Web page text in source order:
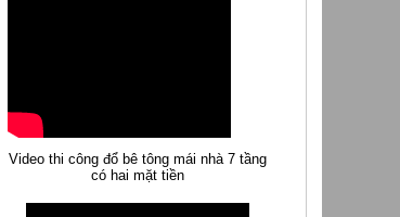
Video thi công đổ bê tông mái nhà 7 tầng
có hai mặt tiền